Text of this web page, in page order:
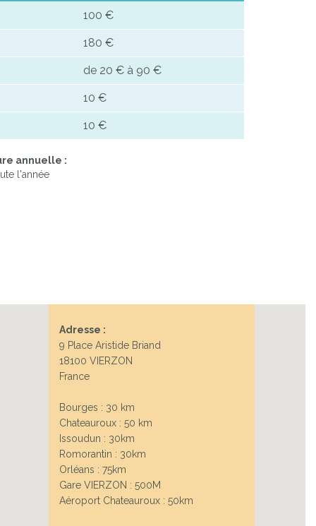
100 €
180 €
de 20 € à 90 €
10 €
10 €
annuelle :
l'année
Adresse :
9 Place Aristide Briand
18100 VIERZON
France
Bourges : 30 km
Chateauroux : 50 km
Issoudun : 30km
Romorantin : 30km
Orléans : 75km
Gare VIERZON : 500M
Aéroport Chateauroux : 50km